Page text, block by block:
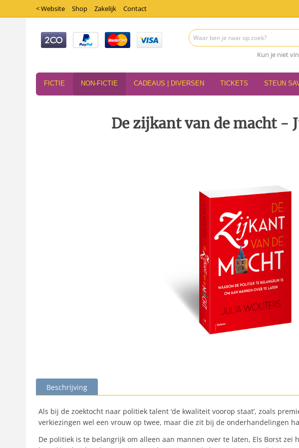
< Website Shop Zakelijk Contact
Kun je niet
FICTIE NON-FICTIE CADEAUS | DIVERSEN TICKETS STEUN
De zijkant van de macht -
Beschrijving
Als bij de zoektocht naar politiek talent ‘de kwaliteit voorop staat’, zoals
verkiezingen wel een vrouw op twee, maar die zit bij de onderhandelingen
De politiek is te belangrijk om alleen aan mannen over te laten, Els Borst